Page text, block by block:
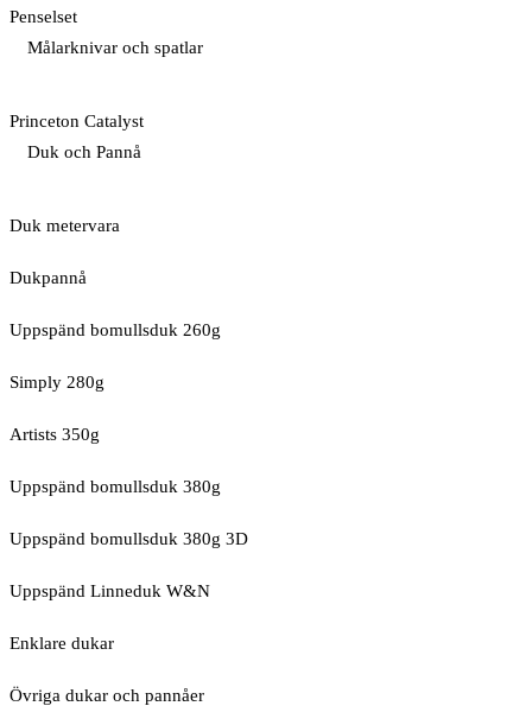
Penselset
Målarknivar och spatlar
Princeton Catalyst
Duk och Pannå
Duk metervara
Dukpannå
Uppspänd bomullsduk 260g
Simply 280g
Artists 350g
Uppspänd bomullsduk 380g
Uppspänd bomullsduk 380g 3D
Uppspänd Linneduk W&N
Enklare dukar
Övriga dukar och pannåer